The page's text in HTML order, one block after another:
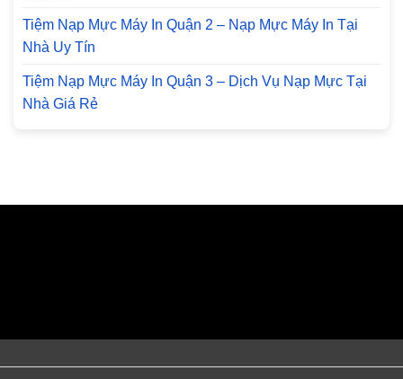
Tiệm Nạp Mực Máy In Quận 2 – Nạp Mực Máy In Tại
Nhà Uy Tín
Tiệm Nạp Mực Máy In Quận 3 – Dịch Vụ Nạp Mực Tại
Nhà Giá Rẻ